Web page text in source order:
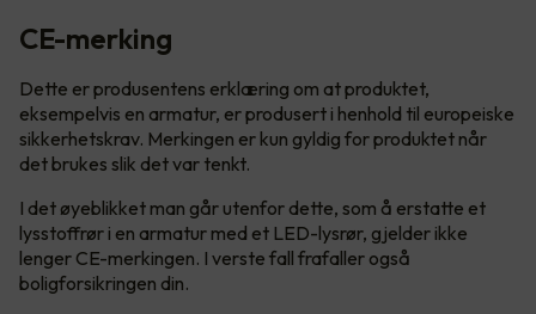
CE-merking
Dette er produsentens erklæring om at produktet,
eksempelvis en armatur, er produsert i henhold til europeiske
sikkerhetskrav. Merkingen er kun gyldig for produktet når
det brukes slik det var tenkt.
I det øyeblikket man går utenfor dette, som å erstatte et
lysstoffrør i en armatur med et LED-lysrør, gjelder ikke
lenger CE-merkingen. I verste fall frafaller også
boligforsikringen din.